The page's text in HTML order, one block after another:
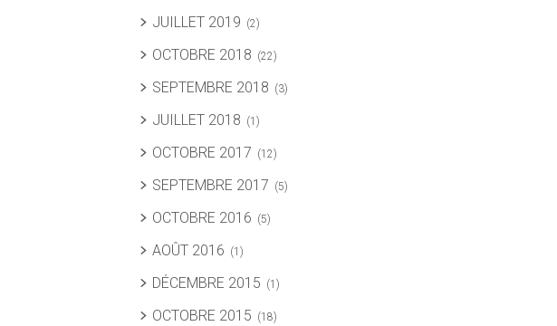
JUILLET 2019 (2)
OCTOBRE 2018 (22)
SEPTEMBRE 2018 (3)
JUILLET 2018 (1)
OCTOBRE 2017 (12)
SEPTEMBRE 2017 (5)
OCTOBRE 2016 (5)
AOÛT 2016 (1)
DÉCEMBRE 2015 (1)
OCTOBRE 2015 (18)